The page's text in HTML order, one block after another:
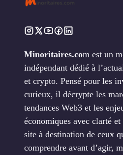
Minoritaires.com est un
indépendant dédié à
et crypto. Pensé pour les
curieux, il décrypte les
tendances Web3 et les
économiques avec clarté
site à destination de ceux
comprendre avant d’agir,